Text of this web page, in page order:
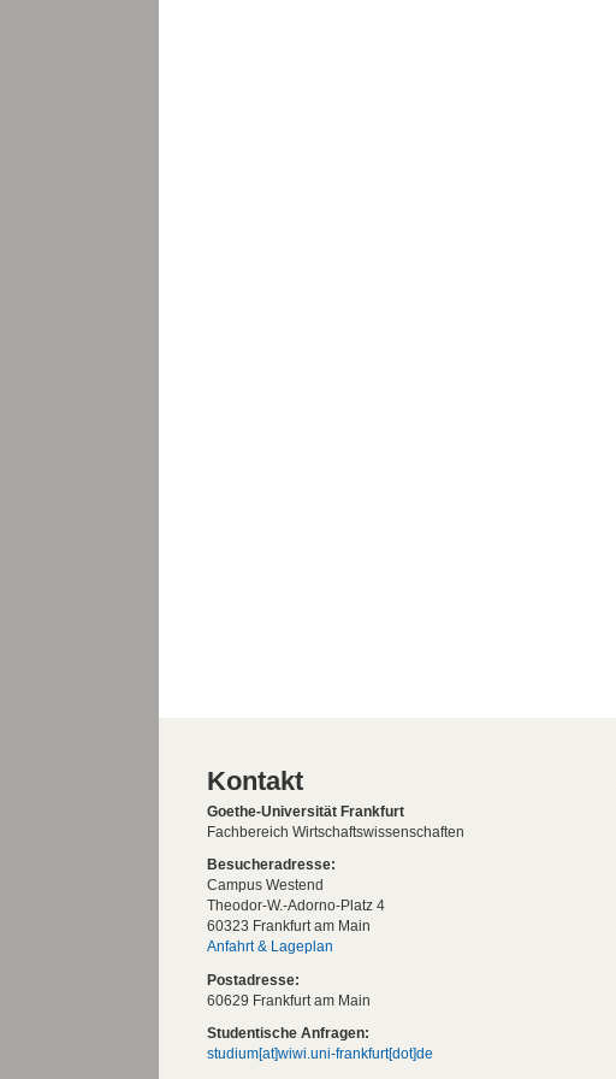
Kontakt
Goethe-Universität Frankfurt
Fachbereich Wirtschaftswissenschaften
Besucheradresse:
Campus Westend
Theodor-W.-Adorno-Platz 4
60323 Frankfurt am Main
Anfahrt & Lageplan
Postadresse:
60629 Frankfurt am Main
Studentische Anfragen:
studium[at]wiwi.uni-frankfurt[dot]de